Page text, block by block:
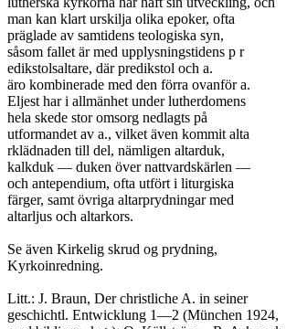
man kan klart urskilja olika epoker, ofta
präglade av samtidens teologiska syn,
såsom fallet är med upplysningstidens p r
edikstolsaltare, där predikstol och a.
äro kombinerade med den förra ovanför a.
Eljest har i allmänhet under lutherdomens
hela skede stor omsorg nedlagts på
utformandet av a., vilket även kommit alta
rklädnaden till del, nämligen altarduk,
kalkduk — duken över nattvardskärlen —
och antependium, ofta utfört i liturgiska
färger, samt övriga altarprydningar med
altarljus och altarkors.
Se även Kirkelig skrud og prydning,
Kyrkoinredning.
Litt.: J. Braun, Der christliche A. in seiner
geschichtl. Entwicklung 1—2 (München 1924,